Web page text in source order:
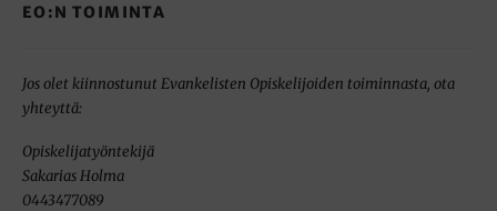
EO:N TOIMINTA
Jos olet kiinnostunut Evankelisten Opiskelijoiden toiminnasta, ota
yhteyttä:
Opiskelijatyöntekijä
Sakarias Holma
0443477089